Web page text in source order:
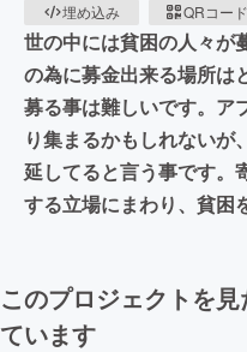
埋め込み
QRコード
世の中には貧困の人々が
の為に募金出来る場所は
募る事は難しいです。ア
り集まるかもしれないが
延してると言う事です。
する立場にまわり、貧困
このプロジェクトを
ています